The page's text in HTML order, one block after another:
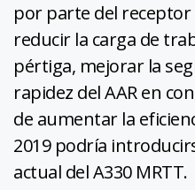
por parte del
reducir la carga de
pértiga, mejorar la
rapidez del AAR en
de aumentar la
2019 podría
actual del A330 MRTT.